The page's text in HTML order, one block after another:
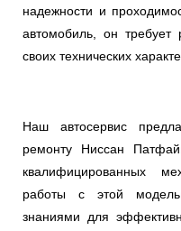
надежности и
автомобиль, он требует
своих технических
Наш автосервис
ремонту Ниссан
квалифицированных
работы с этой
знаниями для